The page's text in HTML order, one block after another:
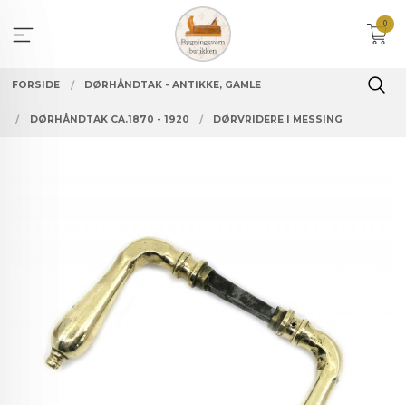
innholdet
0
FORSIDE DØRHÅNDTAK - ANTIKKE, GAMLE
DØRHÅNDTAK CA.1870 - 1920 DØRVRIDERE I MESSING